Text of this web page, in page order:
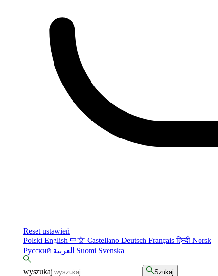
Reset ustawień
Polski English 中文 Castellano Deutsch Françaisहिन्दी Norsk
Русский
Suomi Svenska
wyszukaj Szukaj